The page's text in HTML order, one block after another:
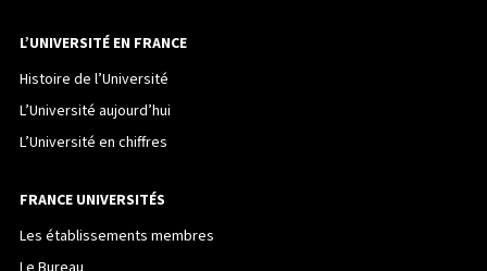
L’UNIVERSITÉ EN FRANCE
Histoire de l’Université
L’Université aujourd’hui
L’Université en chiffres
FRANCE UNIVERSITÉS
Les établissements membres